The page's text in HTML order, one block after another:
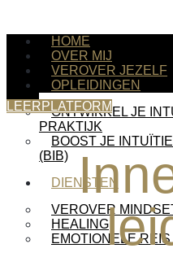
HOME
OVER MIJ
VEROVER JEZELF
OPLEIDINGEN
ONTWIKKEL JE
PRAKTIJK
BOOST JE
(BIB)
DIENSTEN
VEROVER
HEALING
EMOTIONELE REIS
LEERPLATFORM